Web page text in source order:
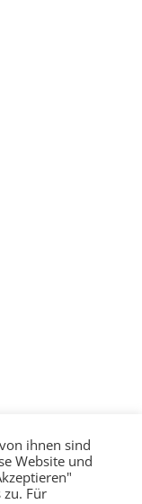
ihnen sind
Website und
zu. Für